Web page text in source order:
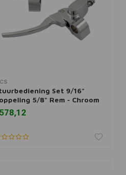
aan winkelwagen
Set 9/16"
5/8" Rem - Chroom